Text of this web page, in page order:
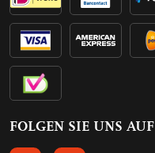
FOLGEN SIE UNS AUF